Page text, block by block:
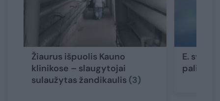
Žiaurus išpuolis Kauno
klinikose – slaugytojai
sulaužytas žandikaulis (3)
E.
palies